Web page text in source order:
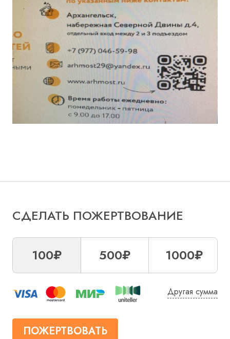
СДЕЛАТЬ ПОЖЕРТВОВАНИЕ
100₽ 500₽ 1000₽
Другая сумма
ПОЖЕРТВОВАТЬ